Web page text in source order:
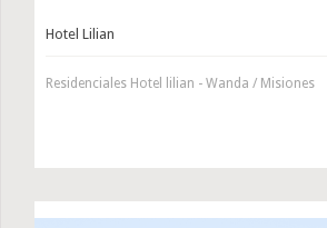
Hotel Lilian
Residenciales Hotel lilian - Wanda / Misiones